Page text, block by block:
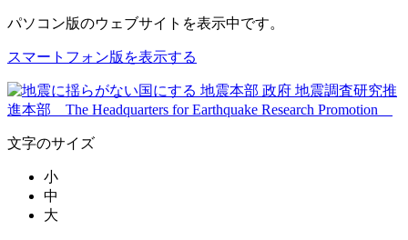
パソコン版のウェブサイトを表示中です。
スマートフォン版を表示する
文字のサイズ
小
中
大